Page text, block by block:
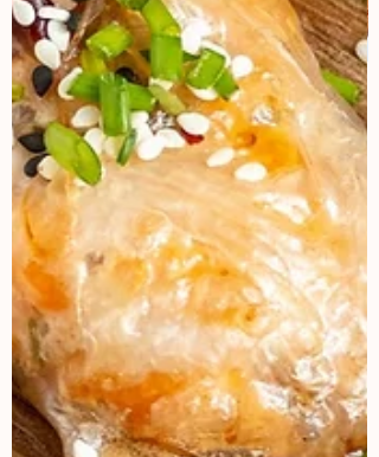
Colaboraciones
Si eres una marca que le gustaría
colaborar conmigo, mándame un mail
aquí:
Contacto